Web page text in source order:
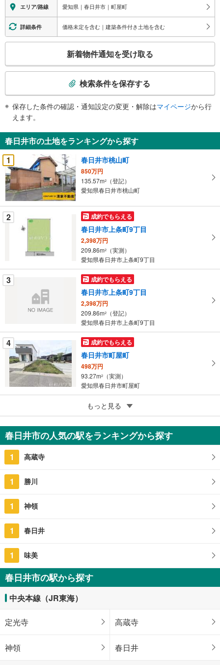
エリア/路線 愛知県｜春日井市｜町屋町
詳細条件 価格未定を含む｜建築条件付き土地を含む
検
知
を
受
け
取
る
・
条
件
ー
ジ
る
新着物件通知を受け取る
検索条件を保存する
保存した条件の確認・通知設定の変更・解除はマイページから行
えます。
春日井市の土地をランキングから探す
1
春日井市桃山町
850万円
135.57m2
（登記）
愛知県春日井市桃山町
2 成約でもらえる
春日井市上条町9丁目
2,398万円
209.86m2
（実測）
愛知県春日井市上条町9丁目
3 成約でもらえる
春日井市上条町9丁目
2,398万円
209.86m2
（登記）
愛知県春日井市上条町9丁目
4 成約でもらえる
春日井市町屋町
498万円
93.27m2
（実測）
愛知県春日井市町屋町
成約でもらえる
春日井市大泉寺町
680万円
327m2（登記）
もっと見る
春日井市の人気の駅をランキングから探す
1 高蔵寺
1 勝川
1 神領
1 春日井
1 味美
春日井市の駅から探す
中央本線（JR東海）
定光寺 高蔵寺
神領 春日井